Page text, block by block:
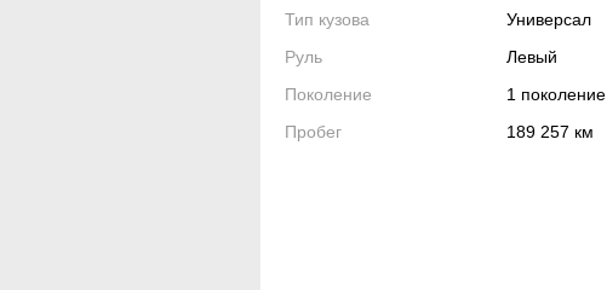
Тип кузова
Универсал
Руль
Левый
Поколение
1 поколение
Пробег
189 257 км